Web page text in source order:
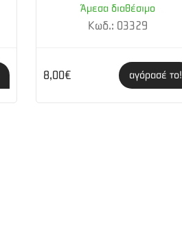
Άμεσα διαθέσιμο
Κωδ.: 03329
8,00€ αγόρασέ το!